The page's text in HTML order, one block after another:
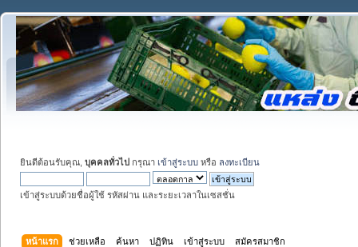
ยินดีต้อนรับคุณ, บุคคลทั่วไป กรุณา เข้าสู่ระบบ หรือ ลงทะเบียน
เข้าสู่ระบบด้วยชื่อผู้ใช้ รหัสผ่าน และระยะเวลาในเซสชั่น
หน้าแรก ช่วยเหลือ ค้นหา ปฏิทิน เข้าสู่ระบบ สมัครสมาชิก